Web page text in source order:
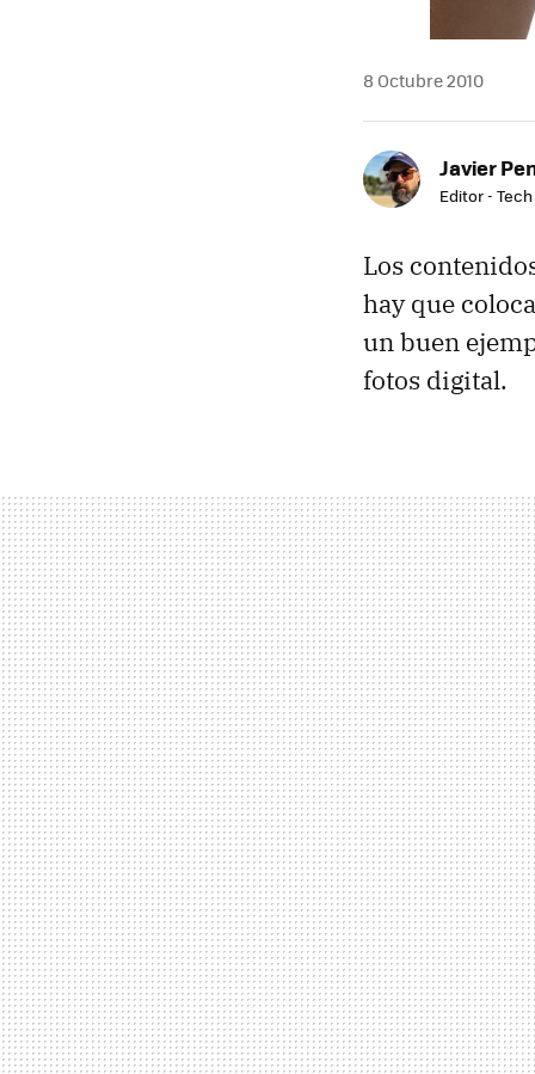
8 Octubre 2010
Javier
Editor - Tech
Los
hay que
un buen
fotos digital.